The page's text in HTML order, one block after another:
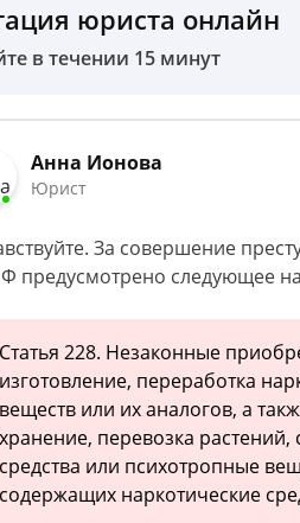
юриста онлайн
в течении 15 минут
Анна Ионова
Юрист
За совершение
предусмотрено следующее
Статья 228. Незаконные
изготовление, переработка
веществ или их аналогов, а
хранение, перевозка
средства или психотропные
содержащих наркотические